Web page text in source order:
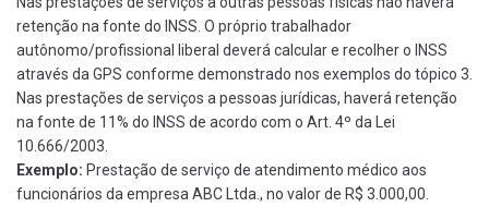
retenção na fonte do INSS. O próprio trabalhador
autônomo/profissional liberal deverá calcular e recolher o INSS
através da GPS conforme demonstrado nos exemplos do tópico 3.
Nas prestações de serviços a pessoas jurídicas, haverá retenção
na fonte de 11% do INSS de acordo com o Art. 4º da Lei
10.666/2003.
Exemplo: Prestação de serviço de atendimento médico aos
funcionários da empresa ABC Ltda., no valor de R$ 3.000,00.